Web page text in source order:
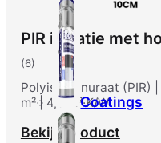
Coatings
PIR isolatie met
(6)
Polyisocianuraat (PIR)
m² | 4,5 m²·K/W
Bekijk product